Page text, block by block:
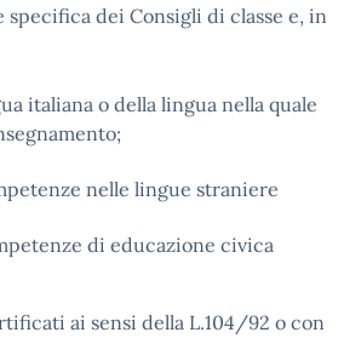
testo
specifica dei Consigli di classe e, in
italiana o della lingua nella quale
nelle lingue straniere
di educazione civica
ai sensi della L.104/92 o con